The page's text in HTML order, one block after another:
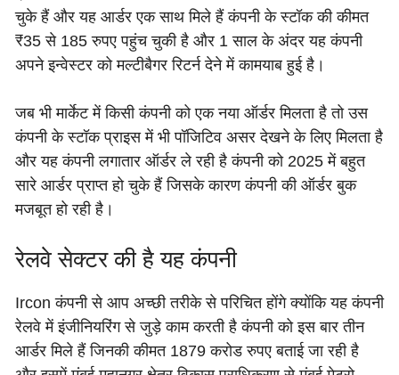
चुके हैं और यह आर्डर एक साथ मिले हैं कंपनी के स्टॉक की कीमत
₹35 से 185 रुपए पहुंच चुकी है और 1 साल के अंदर यह कंपनी
अपने इन्वेस्टर को मल्टीबैगर रिटर्न देने में कामयाब हुई है।
जब भी मार्केट में किसी कंपनी को एक नया ऑर्डर मिलता है तो उस
कंपनी के स्टॉक प्राइस में भी पॉजिटिव असर देखने के लिए मिलता है
और यह कंपनी लगातार ऑर्डर ले रही है कंपनी को 2025 में बहुत
सारे आर्डर प्राप्त हो चुके हैं जिसके कारण कंपनी की ऑर्डर बुक
मजबूत हो रही है।
रेलवे सेक्टर की है यह कंपनी
Ircon कंपनी से आप अच्छी तरीके से परिचित होंगे क्योंकि यह कंपनी
रेलवे में इंजीनियरिंग से जुड़े काम करती है कंपनी को इस बार तीन
आर्डर मिले हैं जिनकी कीमत 1879 करोड रुपए बताई जा रही है